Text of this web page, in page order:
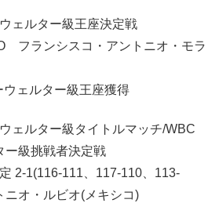
ェルター級王座決定戦
フランシスコ・アントニオ・モラ
ェルター級王座獲得
ェルター級タイトルマッチ/WBC
ー級挑戦者決定戦
2-1(116-111、117-110、113-
オ・ルビオ(メキシコ)